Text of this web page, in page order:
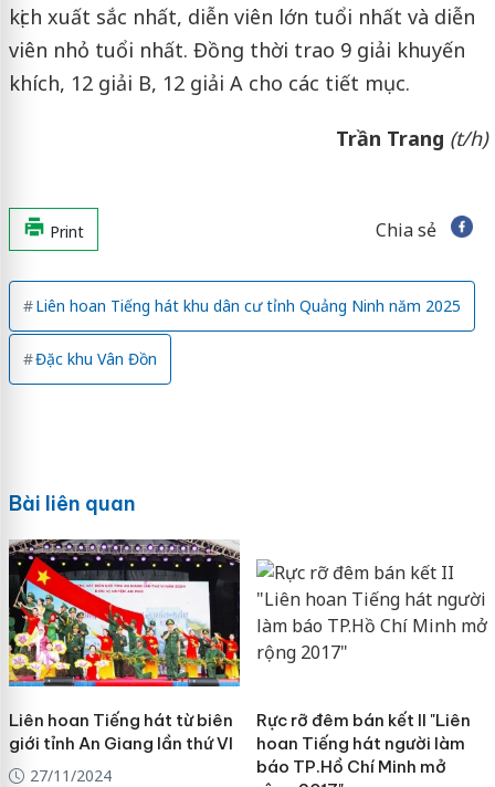
kịch xuất sắc nhất, diễn viên lớn tuổi nhất và diễn
viên nhỏ tuổi nhất. Đồng thời trao 9 giải khuyến
khích, 12 giải B, 12 giải A cho các tiết mục.
Trần Trang (t/h)
Print Chia sẻ
Liên hoan Tiếng hát khu dân cư tỉnh Quảng Ninh năm 2025
Đặc khu Vân Đồn
Bài liên quan
Liên hoan Tiếng hát từ biên
giới tỉnh An Giang lần thứ VI
27/11/2024
Rực rỡ đêm bán kết II "Liên
hoan Tiếng hát người làm
báo TP.Hồ Chí Minh mở